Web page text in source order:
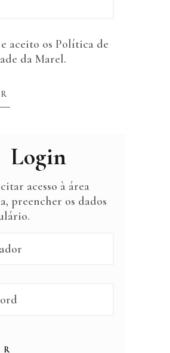
aceito os Política de
da Marel.
Login
acesso à área
preencher os dados